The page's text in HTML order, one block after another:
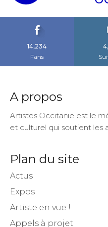
14,234
Fans
A propos
Artistes Occitanie est le
et culturel qui soutient les
Plan du site
Actus
Expos
Artiste en vue !
Appels à projet